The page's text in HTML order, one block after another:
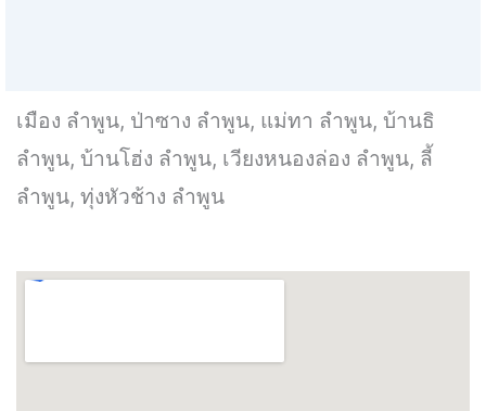
เมือง ลำพูน, ป่าซาง ลำพูน, แม่ทา ลำพูน, บ้านธิ
ลำพูน, บ้านโฮ่ง ลำพูน, เวียงหนองล่อง ลำพูน, ลี้
ลำพูน, ทุ่งหัวช้าง ลำพูน